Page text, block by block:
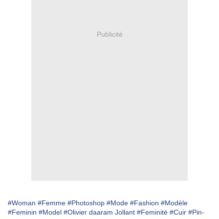
Publicité
#Woman #Femme #Photoshop #Mode #Fashion #Modèle
#Feminin #Model #Olivier daaram Jollant #Feminité #Cuir #Pin-